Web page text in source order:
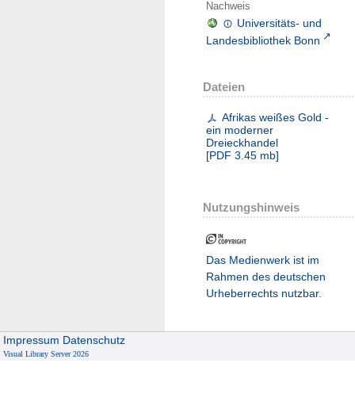
Nachweis
Universitäts- und
Landesbibliothek Bonn
Dateien
Afrikas weißes Gold -
ein moderner
Dreieckhandel
[PDF 3.45 mb]
Nutzungshinweis
Das Medienwerk ist im
Rahmen des deutschen
Urheberrechts nutzbar.
Impressum Datenschutz
Visual Library Server 2026